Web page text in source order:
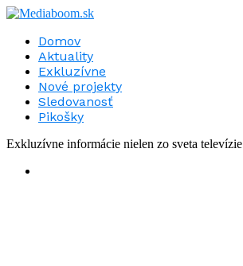
Domov
Aktuality
Exkluzívne
Nové projekty
Sledovanosť
Pikošky
Exkluzívne informácie nielen zo sveta televízie